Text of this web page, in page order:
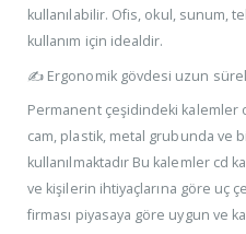
kullanılabilir. Ofis, okul, sunum,
kullanım için idealdir.
✍️ Ergonomik gövdesi uzun
Permanent çeşidindeki kalemler
cam, plastik, metal grubunda ve
kullanılmaktadır Bu kalemler cd
ve kişilerin ihtiyaçlarına göre uç
firması piyasaya göre uygun ve